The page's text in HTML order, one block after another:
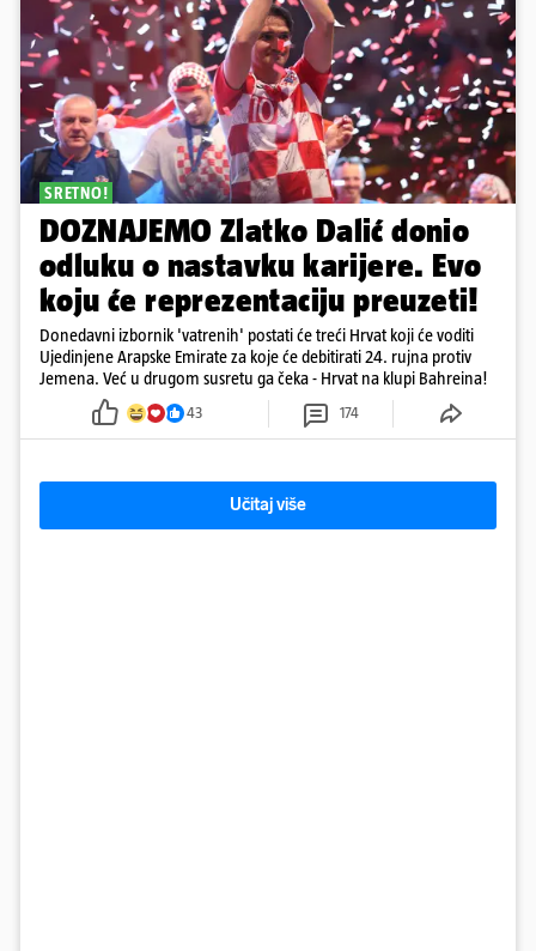
SRETNO!
DOZNAJEMO Zlatko Dalić donio
odluku o nastavku karijere. Evo
koju će reprezentaciju preuzeti!
Donedavni izbornik 'vatrenih' postati će treći Hrvat koji će voditi
Ujedinjene Arapske Emirate za koje će debitirati 24. rujna protiv
Jemena. Već u drugom susretu ga čeka - Hrvat na klupi Bahreina!
43 174
Učitaj više